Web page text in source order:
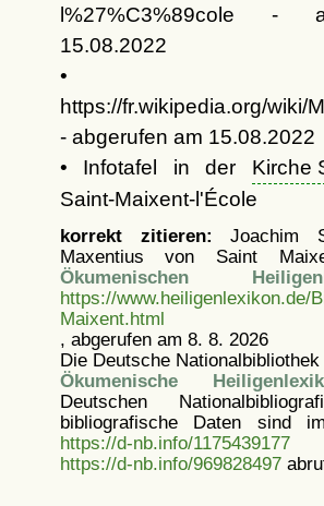
l%27%C3%89cole -
15.08.2022
•
https://fr.wikipedia.org/wiki/
- abgerufen am 15.08.2022
• Infotafel in der Kirche
Saint-Maixent-l'École
korrekt zitieren: Joachim
Maxentius von Saint
Ökumenischen
https://www.heiligenlexikon.de/
Maixent.html
, abgerufen am 8. 8. 2026
Die Deutsche
Ökumenische
Deutschen
bibliografische Daten sind
https://d-nb.info/1175439177
https://d-nb.info/969828497